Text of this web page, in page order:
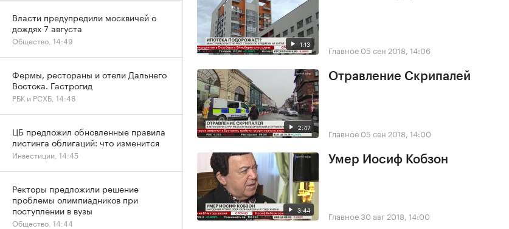
1:13 Главное 05 сен 2018, 14:06
2:47
Отравление Скрипалей
Главное 05 сен 2018, 14:00
3:44
Умер Иосиф Кобзон
Главное30 авг 2018, 14:00
Власти предупредили москвичей о
дождях 7 августа
Общество, 14:49
Фермы, рестораны и отели Дальнего
Востока. Гастрогид
РБК и РСХБ, 14:48
ЦБ предложил обновленные правила
листинга облигаций: что изменится
Инвестиции, 14:45
Ректоры предложили решение
проблемы олимпиадников при
поступлении в вузы
Общество, 14:44